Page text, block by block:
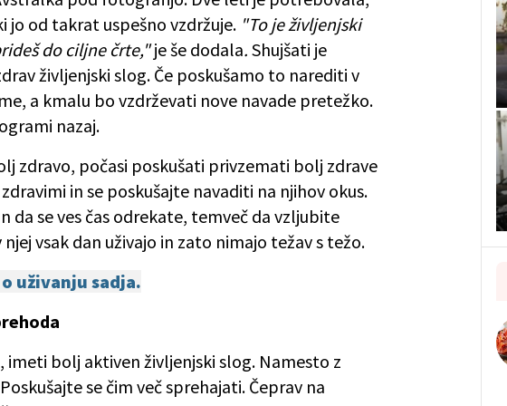
jo od takrat uspešno vzdržuje. "To je življenjski
do ciljne črte,"je še dodala. Shujšati je
življenjski slog. Če poskušamo to narediti v
a kmalu bo vzdrževati nove navade pretežko.
nazaj.
zdravo, počasi poskušati privzemati bolj zdrave
in se poskušajte navaditi na njihov okus.
da se ves čas odrekate, temveč da vzljubite
vsak dan uživajo in zato nimajo težav s težo.
uživanju sadja.
imeti bolj aktiven življenjski slog. Namesto z
se čim več sprehajati. Čeprav na